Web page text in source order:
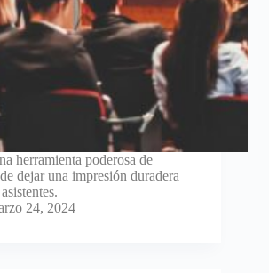
herramienta poderosa de
dejar una impresión duradera
24, 2024